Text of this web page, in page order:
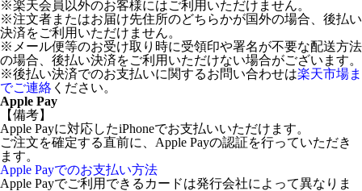
※楽天会員以外のお客様にはご利用いただけません。
※注文者またはお届け先住所のどちらかが国外の場合、後払い
決済をご利用いただけません。
※メール便等のお受け取り時に受領印や署名が不要な配送方法
の場合、後払い決済をご利用いただけない場合がございます。
※後払い決済でのお支払いに関するお問い合わせは楽天市場ま
でご連絡 ください。
Apple Pay
【備考】
Apple Payに対応したiPhoneでお支払いいただけます。
ご注文を確定する直前に、Apple Payの認証を行っていただき
ます。
Apple Payでのお支払い方法
Apple Payでご利用できるカードは発行会社によって異なりま